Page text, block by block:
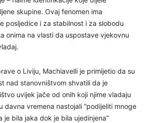
skupine. Ovaj fenomen ima
posljedice i za stabilnost i za slobodu
onima na vlasti da uspostave vjekovnu
o Liviju, Machiavelli je primijetio da su
nad stanovništvom shvatili da je
uvijek jače od onih koji njime vladaju
davna vremena nastojali “podijeliti mnoge
je bila jaka dok je bila ujedinjena”